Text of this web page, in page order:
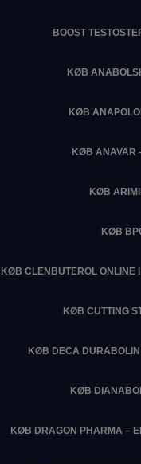
BOOST
KØB
KØB
KØB ANAVAR
KØB
KØB
KØB CLENBUTEROL ONLINE
KØB CUTTING
KØB DECA DURABOLIN
KØB
KØB DRAGON PHARMA –